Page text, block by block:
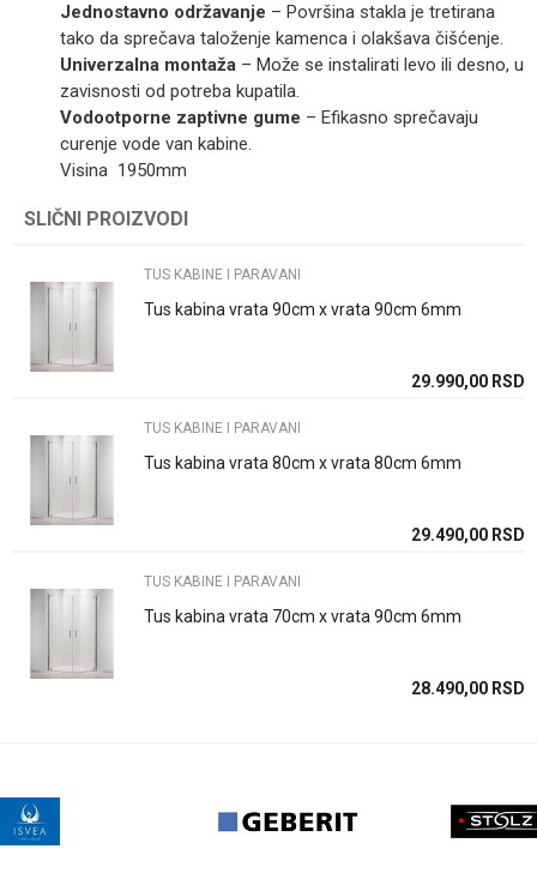
Jednostavno održavanje – Površina stakla je tretirana
tako da sprečava taloženje kamenca i olakšava čišćenje.
Univerzalna montaža – Može se instalirati levo ili desno, u
zavisnosti od potreba kupatila.
Vodootporne zaptivne gume – Efikasno sprečavaju
curenje vode van kabine.
Visina 1950mm
Ime/Nadimak
SLIČNI PROIZVODI
TUS KABINE I PARAVANI
Tus kabina vrata 90cm x vrata 90cm 6mm
29.990,00 RSD
TUS KABINE I PARAVANI
Tus kabina vrata 80cm x vrata 80cm 6mm
29.490,00 RSD
TUS KABINE I PARAVANI
Tus kabina vrata 70cm x vrata 90cm 6mm
28.490,00 RSD